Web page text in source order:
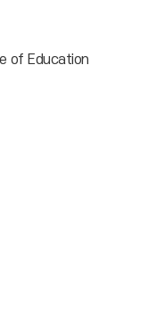
of Education